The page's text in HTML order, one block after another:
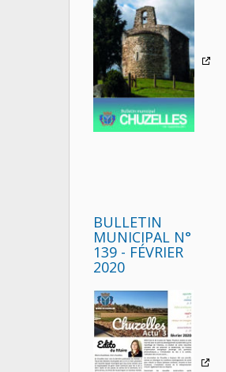
BULLETIN
MUNICIPAL N°
139 - FÉVRIER
2020